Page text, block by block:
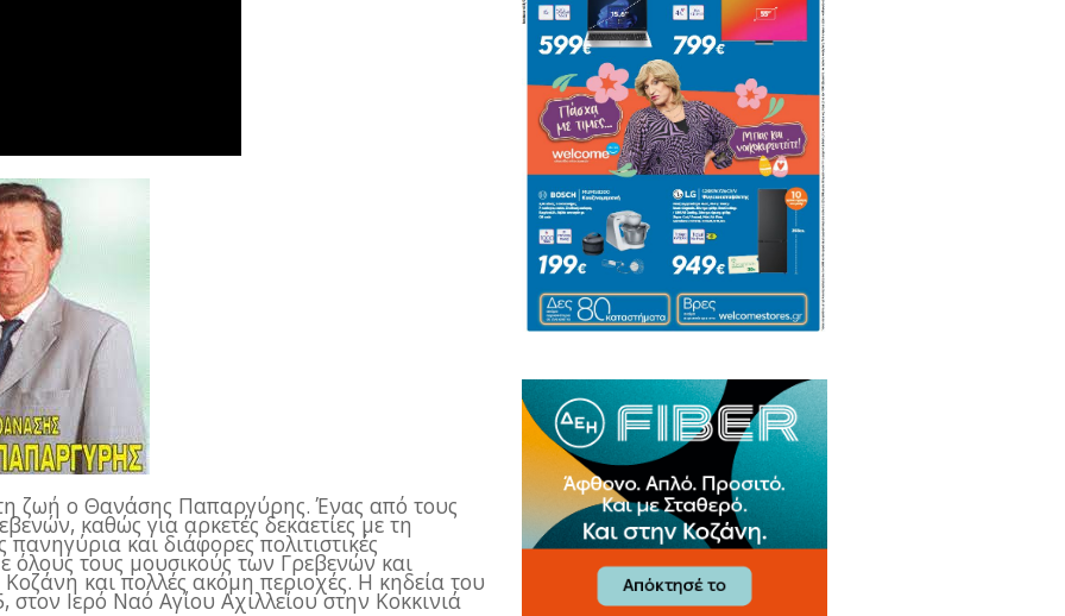
ζωή ο Θανάσης Παπαργύρης. Ένας από τους
καθώς για αρκετές δεκαετίες με τη
και διάφορες πολιτιστικές
τους μουσικούς των Γρεβενών και
και πολλές ακόμη περιοχές. Η κηδεία του
Ιερό Ναό Αγίου Αχιλλείου στην Κοκκινιά